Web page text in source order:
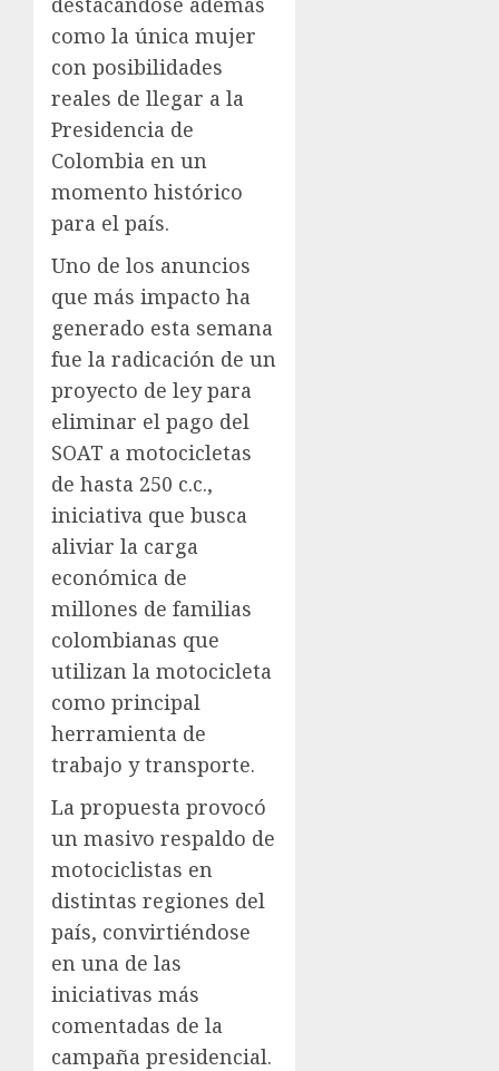
como la única mujer
con posibilidades
reales de llegar a la
Presidencia de
Colombia en un
momento histórico
para el país.
Uno de los anuncios
que más impacto ha
generado esta semana
fue la radicación de un
proyecto de ley para
eliminar el pago del
SOAT a motocicletas
de hasta 250 c.c.,
iniciativa que busca
aliviar la carga
económica de
millones de familias
colombianas que
utilizan la motocicleta
como principal
herramienta de
trabajo y transporte.
La propuesta provocó
un masivo respaldo de
motociclistas en
distintas regiones del
país, convirtiéndose
en una de las
iniciativas más
comentadas de la
campaña presidencial.